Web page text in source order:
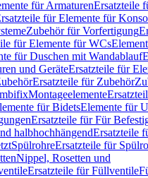
für ArmaturenErsatzteile
für Elemente für
Zubehör für Vorfertigung
für Elemente für WCs
für Duschen mit Wandablauf
und GeräteErsatzteile für
Ersatzteile für Zubehör
Montageelemente
für BidetsElemente für
Ersatzteile für Für
halbhochhängendErsatzteile
SpülrohreErsatzteile für
Nippel, Rosetten und
Ersatzteile für Füllventile